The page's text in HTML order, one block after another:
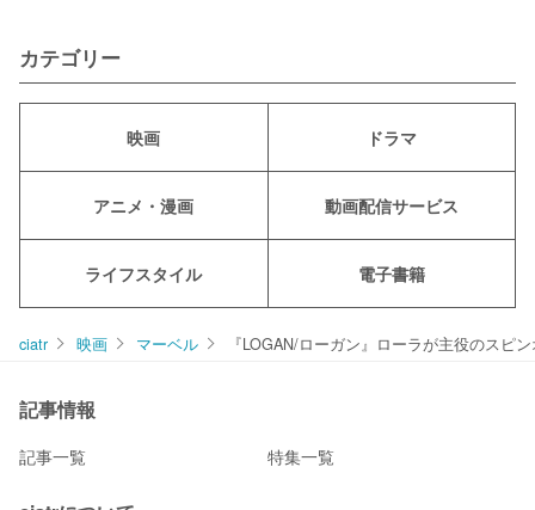
カテゴリー
映画 ドラマ
アニメ・漫画 動画配信サービス
ライフスタイル 電子書籍
ciatr 映画 マーベル 『LOGAN/ローガン』ローラが主役のスピ
記事情報
記事一覧 特集一覧